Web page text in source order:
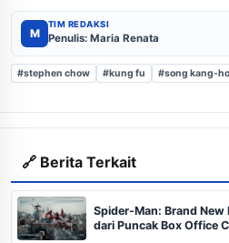
M
TIM REDAKSI
Penulis: Maria Renata
#stephen chow #kung fu #song kang-ho
🔗 Berita Terkait
Spider-Man: Brand New
dari Puncak Box Office